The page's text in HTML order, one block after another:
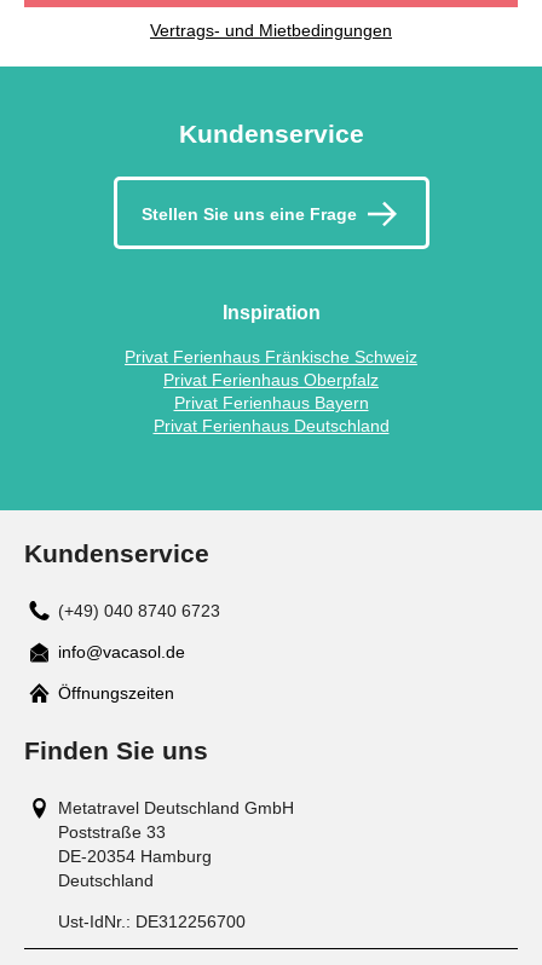
Vertrags- und Mietbedingungen
Kundenservice
Stellen Sie uns eine Frage
Inspiration
Privat Ferienhaus Fränkische Schweiz
Privat Ferienhaus Oberpfalz
Privat Ferienhaus Bayern
Privat Ferienhaus Deutschland
Kundenservice
(+49) 040 8740 6723
Mail
info@vacasol.de
Öffnungszeiten
Finden Sie uns
Metatravel Deutschland GmbH
Poststraße 33
DE-20354 Hamburg
Deutschland
Ust-IdNr.: DE312256700